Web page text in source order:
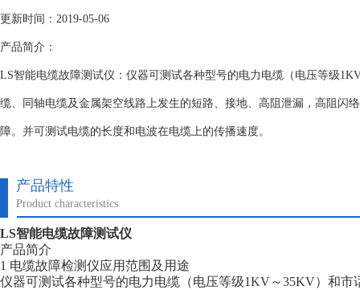
更新时间：2019-05-06
产品简介：
LS智能电缆故障测试仪：仪器可测试各种型号的电力电缆（电压等级
缆、同轴电缆及金属架空线路上发生的短路、接地、高阻泄漏，高阻闪
障。并可测试电缆的长度和电波在电缆上的传播速度。
产品特性
Product characteristics
LS智能电缆故障测试仪
产品简介
1 电缆故障检测仪应用范围及用途
仪器可测试各种型号的电力电缆（电压等级1KV～35KV）和市